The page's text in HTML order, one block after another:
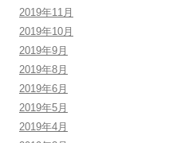
2019年11月
2019年10月
2019年9月
2019年8月
2019年6月
2019年5月
2019年4月